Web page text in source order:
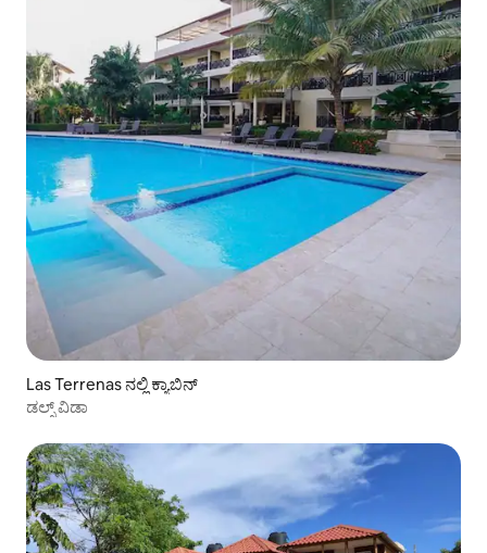
Las Terrenas ನಲ್ಲಿ ಕ್ಯಾಬಿನ್
ಡಲ್ಸ್ ವಿಡಾ